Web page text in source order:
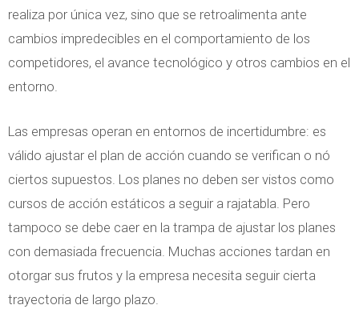
realiza por única vez, sino que se retroalimenta ante
cambios impredecibles en el comportamiento de los
competidores, el avance tecnológico y otros cambios en el
entorno.
Las empresas operan en entornos de incertidumbre: es
válido ajustar el plan de acción cuando se verifican o nó
ciertos supuestos. Los planes no deben ser vistos como
cursos de acción estáticos a seguir a rajatabla. Pero
tampoco se debe caer en la trampa de ajustar los planes
con demasiada frecuencia. Muchas acciones tardan en
otorgar sus frutos y la empresa necesita seguir cierta
trayectoria de largo plazo.